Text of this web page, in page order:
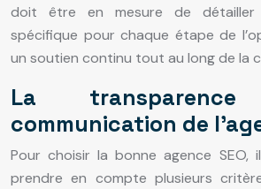
doit être en mesure de détailler
spécifique pour chaque étape de
un soutien continu tout au long de la
La
communication de
Pour choisir la bonne agence
prendre en compte plusieurs